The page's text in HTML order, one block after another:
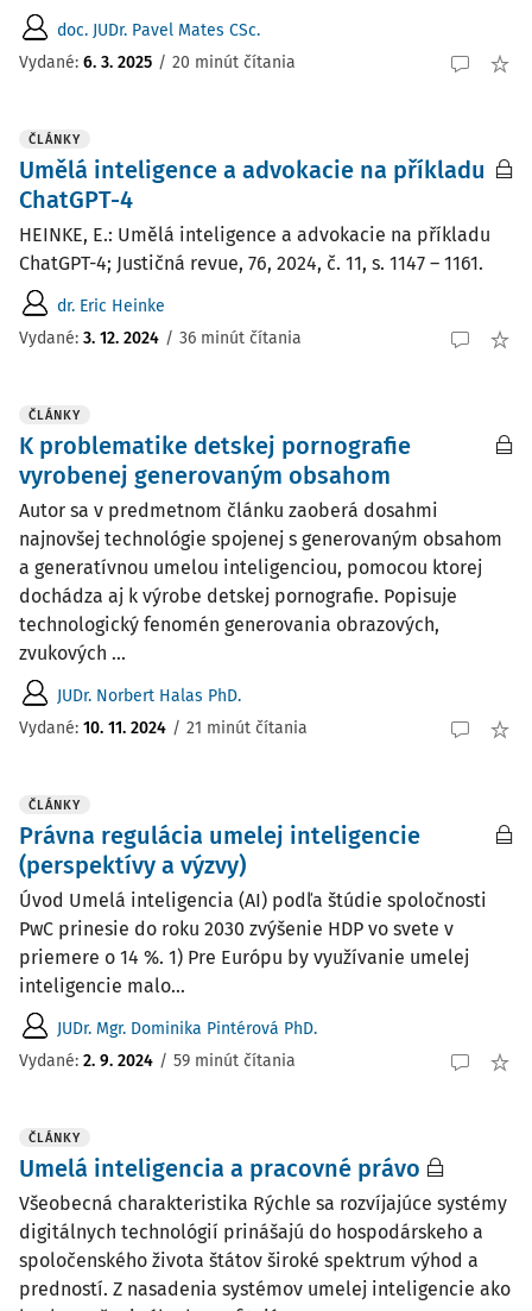
doc. JUDr. Pavel Mates CSc.
Vydané: 6. 3. 2025 / 20 minút čítania
ČLÁNKY
Umělá inteligence a advokacie na příkladu
ChatGPT-4
HEINKE, E.: Umělá inteligence a advokacie na příkladu
ChatGPT-4; Justičná revue, 76, 2024, č. 11, s. 1147 – 1161.
dr. Eric Heinke
Vydané: 3. 12. 2024 / 36 minút čítania
ČLÁNKY
K problematike detskej pornografie
vyrobenej generovaným obsahom
Autor sa v predmetnom článku zaoberá dosahmi
najnovšej technológie spojenej s generovaným obsahom
a generatívnou umelou inteligenciou, pomocou ktorej
dochádza aj k výrobe detskej pornografie. Popisuje
technologický fenomén generovania obrazových,
zvukových ...
JUDr. Norbert Halas PhD.
Vydané: 10. 11. 2024 / 21 minút čítania
ČLÁNKY
Právna regulácia umelej inteligencie
(perspektívy a výzvy)
Úvod Umelá inteligencia (AI) podľa štúdie spoločnosti
PwC prinesie do roku 2030 zvýšenie HDP vo svete v
priemere o 14 %. 1) Pre Európu by využívanie umelej
inteligencie malo...
JUDr. Mgr. Dominika Pintérová PhD.
Vydané: 2. 9. 2024 / 59 minút čítania
ČLÁNKY
Umelá inteligencia a pracovné právo
Všeobecná charakteristika Rýchle sa rozvíjajúce systémy
digitálnych technológií prinášajú do hospodárskeho a
spoločenského života štátov široké spektrum výhod a
predností. Z nasadenia systémov umelej inteligencie ako